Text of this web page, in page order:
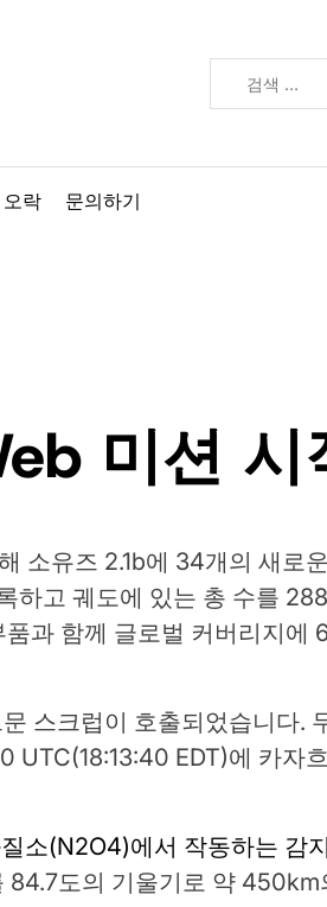
오락 문의하기
미션 시
소유즈 2.1b에 34개의 새로
하고 궤도에 있는 총 수를
과 함께 글로벌 커버리지에
스크럽이 호출되었습니다.
UTC(18:13:40 EDT)에 카자
소(N2O4)에서 작동하는 감
84.7도의 기울기로 약 450km